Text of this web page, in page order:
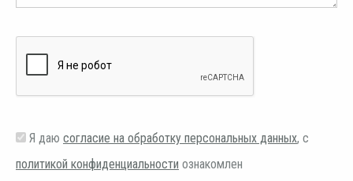
Я даю согласие на обработку персональных данных, с
политикой конфиденциальности ознакомлен